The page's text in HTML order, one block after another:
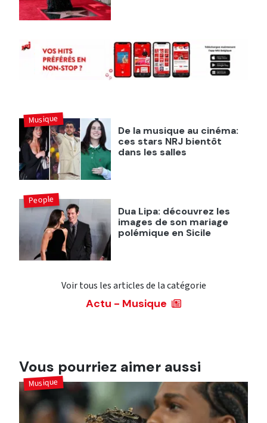
De la musique au cinéma:
ces stars NRJ bientôt
dans les salles
Musique
Dua Lipa: découvrez les
images de son mariage
polémique en Sicile
People
Voir tous les articles de la catégorie
Actu - Musique
Vous pourriez aimer aussi
Musique